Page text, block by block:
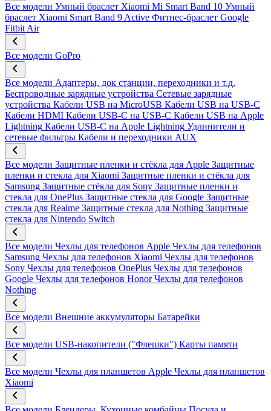
Все модели Умный браслет Xiaomi Mi Smart Band 10 Умный
браслет Xiaomi Smart Band 9 Active Фитнес-браслет Google
Fitbit Air
Все модели GoPro
Все модели Адаптеры, док станции, переходники и т.д.
Беспроводные зарядные устройства Сетевые зарядные
устройства Кабели USB на MicroUSB Кабели USB на USB-C
Кабели HDMI Кабели USB-C на USB-C Кабели USB на Apple
Lightning Кабели USB-C на Apple Lightning Удлинители и
сетевые фильтры Кабели и переходники AUX
Все модели Защитные пленки и стёкла для Apple Защитные
пленки и стекла для Xiaomi Защитные пленки и стёкла для
Samsung Защитные стёкла для Sony Защитные пленки и
стекла для OnePlus Защитные стекла для Google Защитные
стекла для Realme Защитные стекла для Nothing Защитные
стекла для Nintendo Switch
Все модели Чехлы для телефонов Apple Чехлы для телефонов
Samsung Чехлы для телефонов Xiaomi Чехлы для телефонов
Sony Чехлы для телефонов OnePlus Чехлы для телефонов
Google Чехлы для телефонов Honor Чехлы для телефонов
Nothing
Все модели Внешние аккумуляторы Батарейки
Все модели USB-накопители ("Флешки") Карты памяти
Все модели Чехлы для планшетов Apple Чехлы для планшетов
Xiaomi